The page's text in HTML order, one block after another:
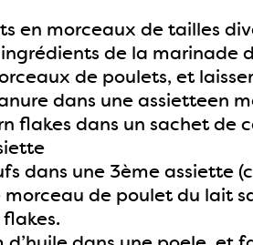
en morceaux de tailles
de la marinade
de poulets, et
dans une assietteen
flakes dans un sachet de
dans une 3ème assiette
de poulet du lait